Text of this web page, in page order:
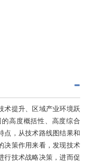
术提升、区域产业环境跃
高度概括性、高度综合
点，从技术路线图结果和
决策作用来看，发现技术
行技术战略决策，进而促